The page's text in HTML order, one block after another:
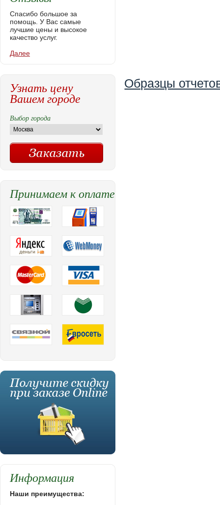
Образцы
Спасибо большое за
помощь. У Вас самые
лучшие цены и высокое
качество услуг.
Далее
Узнать цену
Вашем городе
Выбор города
Принимаем к оплате
Информация
Наши преимущества: